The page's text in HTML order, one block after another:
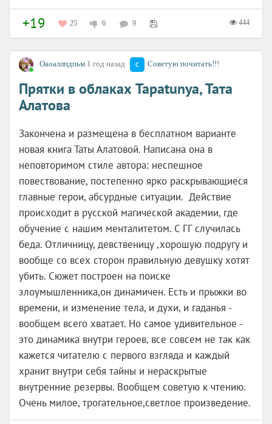
+19 25 6 9 444
Оаоаллпдпьм 1 год назад Советую почитать!!!
Прятки в облаках Tapatunya, Тата
Алатова
Закончена и размещена в бесплатном варианте
новая книга Таты Алатовой. Написана она в
неповторимом стиле автора: неспешное
повествование, постепенно ярко раскрывающиеся
главные герои, абсурдные ситуации. Действие
происходит в русской магической академии, где
обучение с нашим менталитетом. С ГГ случилась
беда. Отличницу, девственицу ,хорошую подругу и
вообще со всех сторон правильную девушку хотят
убить. Сюжет построен на поиске
злоумышленника,он динамичен. Есть и прыжки во
времени, и изменение тела, и духи, и гаданья -
вообщем всего хватает. Но самое удивительное -
это динамика внутри героев, все совсем не так как
кажется читателю с первого взгляда и каждый
хранит внутри себя тайны и нераскрытые
внутренние резервы. Вообщем советую к чтению.
Очень милое, трогательное,светлое произведение.